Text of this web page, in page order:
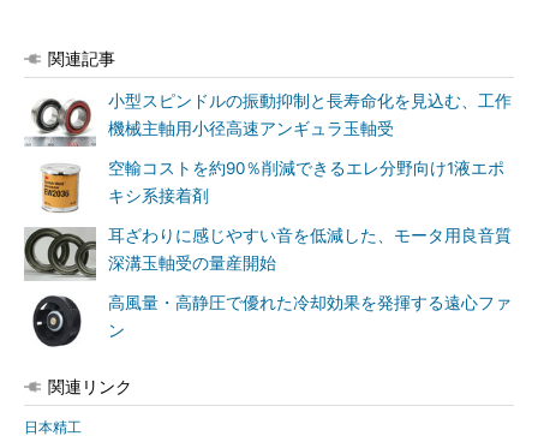
関連記事
小型スピンドルの振動抑制と長寿命化を見込む、工作
機械主軸用小径高速アンギュラ玉軸受
空輸コストを約90％削減できるエレ分野向け1液エポ
キシ系接着剤
耳ざわりに感じやすい音を低減した、モータ用良音質
深溝玉軸受の量産開始
高風量・高静圧で優れた冷却効果を発揮する遠心ファ
ン
関連リンク
日本精工